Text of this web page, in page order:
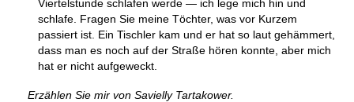
Viertelstunde schlafen werde — ich lege mich hin und
schlafe. Fragen Sie meine Töchter, was vor Kurzem
passiert ist. Ein Tischler kam und er hat so laut gehämmert,
dass man es noch auf der Straße hören konnte, aber mich
hat er nicht aufgeweckt.
Erzählen Sie mir von Savielly Tartakower.